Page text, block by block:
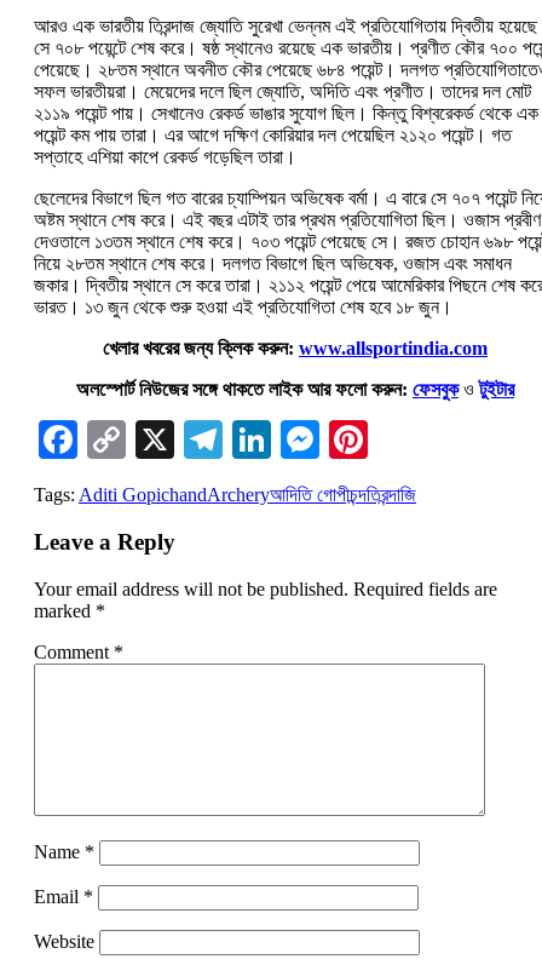
আরও এক ভারতীয় তিরন্দাজ জ্যোতি সুরেখা ভেন্নম এই প্রতিযোগিতায় দ্বিতীয়
সে ৭০৮ পয়েন্টে শেষ করে। ষষ্ঠ স্থানেও রয়েছে এক ভারতীয়। প্রণীত কৌর ৭০০
পেয়েছে। ২৮তম স্থানে অবনীত কৌর পেয়েছে ৬৮৪ পয়েন্ট। দলগত
সফল ভারতীয়রা। মেয়েদের দলে ছিল জ্যোতি, অদিতি এবং প্রণীত। তাদের দল মোট
২১১৯ পয়েন্ট পায়। সেখানেও রেকর্ড ভাঙার সুযোগ ছিল। কিন্তু বিশ্বরেকর্ড থেকে এক
পয়েন্ট কম পায় তারা। এর আগে দক্ষিণ কোরিয়ার দল পেয়েছিল ২১২০ পয়েন্ট। গত
সপ্তাহে এশিয়া কাপে রেকর্ড গড়েছিল তারা।
ছেলেদের বিভাগে ছিল গত বারের চ্যাম্পিয়ন অভিষেক বর্মা। এ বারে সে ৭০৭ পয়েন্ট
অষ্টম স্থানে শেষ করে। এই বছর এটাই তার প্রথম প্রতিযোগিতা ছিল। ওজাস প্রবীণ
দেওতালে ১৩তম স্থানে শেষ করে। ৭০৩ পয়েন্ট পেয়েছে সে। রজত চোহান ৬৯৮
নিয়ে ২৮তম স্থানে শেষ করে। দলগত বিভাগে ছিল অভিষেক, ওজাস এবং সমাধন
জকার। দ্বিতীয় স্থানে সে করে তারা। ২১১২ পয়েন্ট পেয়ে আমেরিকার পিছনে শেষ
ভারত। ১৩ জুন থেকে শুরু হওয়া এই প্রতিযোগিতা শেষ হবে ১৮ জুন।
খেলার খবরের জন্য ক্লিক করুন: www.allsportindia.com
অলস্পোর্ট নিউজের সঙ্গে থাকতে লাইক আর ফলো করুন: ফেসবুকওটুইটার
Facebook
Copy
Link
X Telegram
LinkedIn
Messenger
Tags: Aditi GopichandArcheryআদিতি গোপীচন্দতিরন্দাজি
Leave a Reply
Your email address will not be published. Required fields are
marked *
Comment *
Name *
Email *
Website